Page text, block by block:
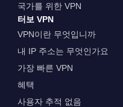
국가를 위한 VPN
터보 VPN
VPN이란 무엇입니까
내 IP 주소는 무엇인가요
가장 빠른 VPN
혜택
사용자 추적 없음